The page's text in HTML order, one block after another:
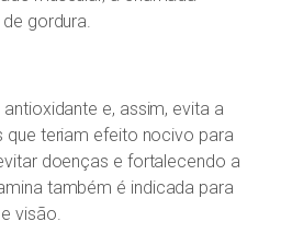
gordura.
e, assim, evita a
que teriam efeito nocivo para
doenças e fortalecendo a
também é indicada para
visão.